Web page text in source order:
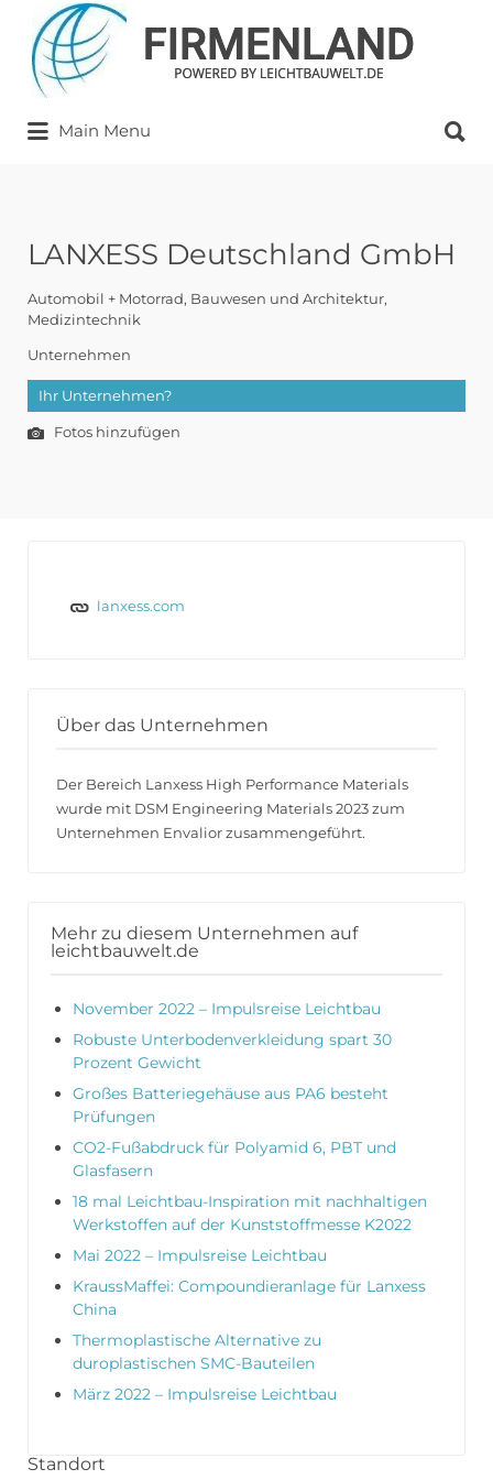
Suchen
nach:
Main Menu
nach:
LANXESS Deutschland GmbH
Automobil + Motorrad Bauwesen und Architektur
Medizintechnik
Unternehmen
Ihr Unternehmen?
Fotos hinzufügen
lanxess.com
Über das Unternehmen
Der Bereich Lanxess High Performance Materials
wurde mit DSM Engineering Materials 2023 zum
Unternehmen Envalior zusammengeführt.
Mehr zu diesem Unternehmen auf
leichtbauwelt.de
November 2022 – Impulsreise Leichtbau
Robuste Unterbodenverkleidung spart 30
Prozent Gewicht
Großes Batteriegehäuse aus PA6 besteht
Prüfungen
CO2-Fußabdruck für Polyamid 6, PBT und
Glasfasern
18 mal Leichtbau-Inspiration mit nachhaltigen
Werkstoffen auf der Kunststoffmesse K2022
Mai 2022 – Impulsreise Leichtbau
KraussMaffei: Compoundieranlage für Lanxess
China
Thermoplastische Alternative zu
duroplastischen SMC-Bauteilen
März 2022 – Impulsreise Leichtbau
Standort